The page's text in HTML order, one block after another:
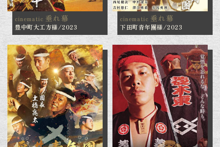
cinematic 垂れ幕
豊中町大工方様/2023
cinematic 垂れ幕
下田町青年團様/2023